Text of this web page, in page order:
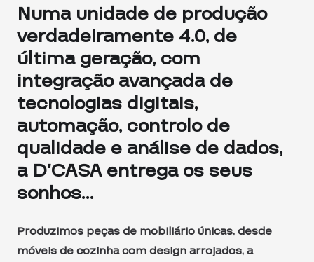
Numa unidade de produção
verdadeiramente 4.0, de
última geração, com
integração avançada de
tecnologias digitais,
automação, controlo de
qualidade e análise de dados,
a D’CASA entrega os seus
sonhos…
Produzimos peças de mobiliário únicas, desde
móveis de cozinha com design arrojados, a